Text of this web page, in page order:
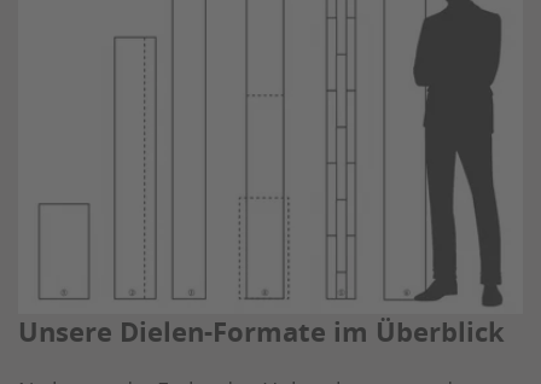
Unsere Dielen-Formate im Überblick